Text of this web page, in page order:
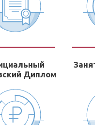
Диплом